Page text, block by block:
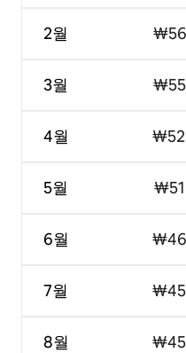
2월
3월
4월
5월
6월
7월
8월